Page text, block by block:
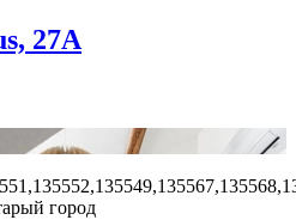
27A
город